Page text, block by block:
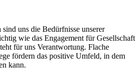
uns die Bedürfnisse unserer
wie das Engagement für Gesellschaft
für uns Verantwortung. Flache
fördern das positive Umfeld, in dem
kann.